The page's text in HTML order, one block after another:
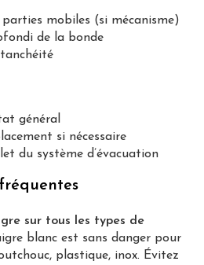
mobiles (si mécanisme)
de la bonde
général
si nécessaire
du système d’évacuation
sur tous les types de
blanc est sans danger pour
plastique, inox. Évitez